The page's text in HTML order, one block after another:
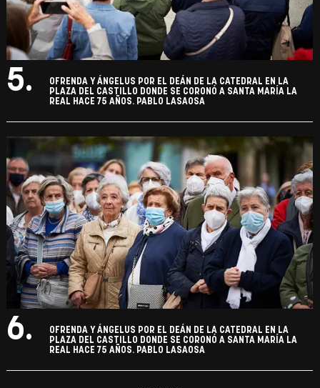
5.
OFRENDA Y ÁNGELUS POR EL DEÁN DE LA CATEDRAL EN LA
PLAZA DEL CASTILLO DONDE SE CORONÓ A SANTA MARÍA LA
REAL HACE 75 AÑOS. PABLO LASAOSA
6.
OFRENDA Y ÁNGELUS POR EL DEÁN DE LA CATEDRAL EN LA
PLAZA DEL CASTILLO DONDE SE CORONÓ A SANTA MARÍA LA
REAL HACE 75 AÑOS. PABLO LASAOSA